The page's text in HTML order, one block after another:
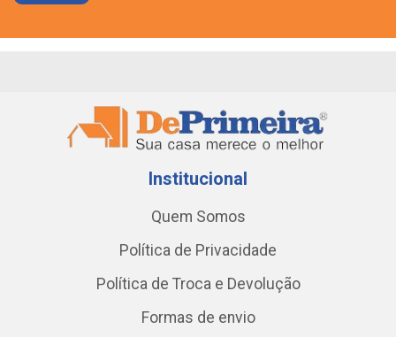
Institucional
Quem Somos
Política de Privacidade
Política de Troca e Devolução
Formas de envio